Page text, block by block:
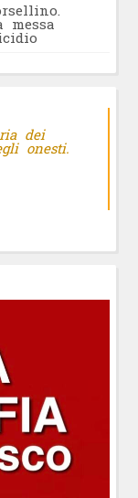
dei
onesti.